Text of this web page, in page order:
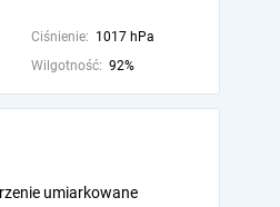
Ciśnienie: 1017 hPa
Wilgotność: 92%
umiarkowane